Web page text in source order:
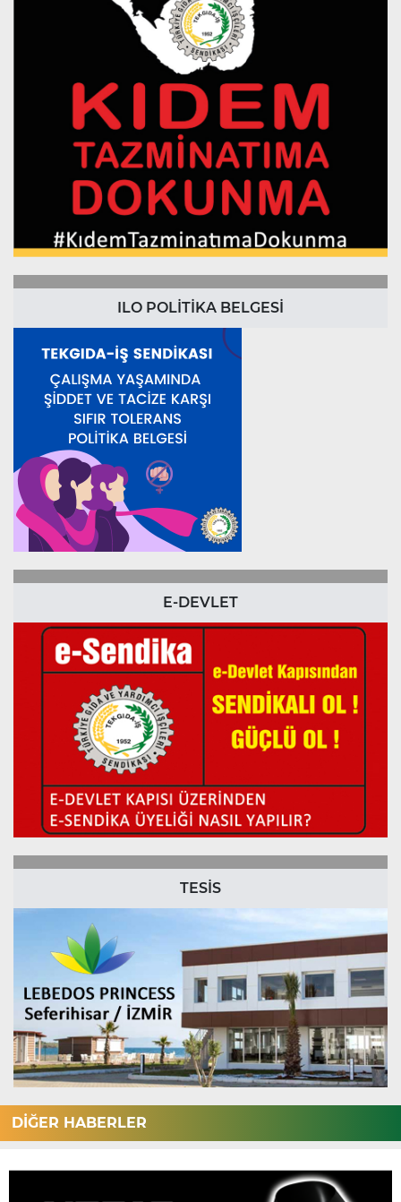
ILO POLİTİKA BELGESİ
E-DEVLET
TESİS
DİĞER HABERLER